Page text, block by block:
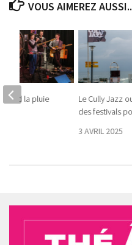
VOUS AIMEREZ
Le Cully Jazz
des festivals
3 AVRIL 2025
la pluie